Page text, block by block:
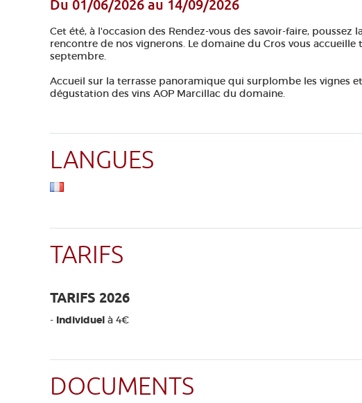
Du 01/06/2026au 14/09/2026
Cet été, à l'occasion des Rendez-vous des savoir-faire, poussez
rencontre de nos vignerons. Le domaine du Cros vous accueille
septembre.
Accueil sur la terrasse panoramique qui surplombe les vignes
dégustation des vins AOP Marcillac du domaine.
LANGUES
TARIFS
TARIFS 2026
- Individuel à 4€
DOCUMENTS